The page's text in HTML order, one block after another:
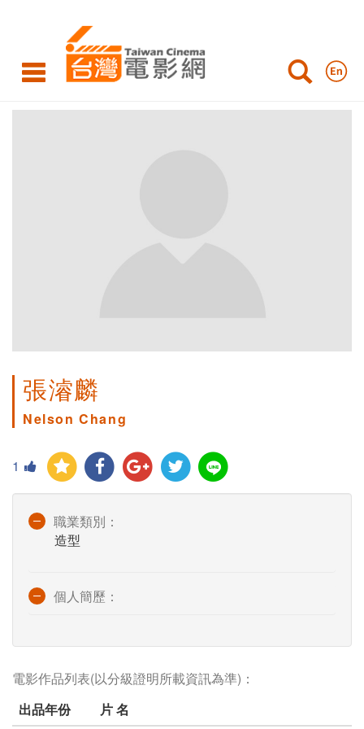
張濬麟
Nelson Chang
1
職業類別：
造型
個人簡歷：
電影作品列表(以分級證明所載資訊為準)：
出品年份
片 名